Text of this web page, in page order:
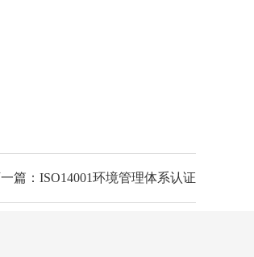
篇：ISO14001环境管理体系认证